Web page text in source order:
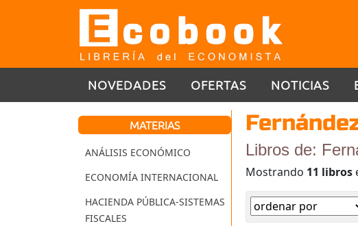
NOVEDADES OFERTAS NOTICIAS
MATERIAS
ANÁLISIS ECONÓMICO
ECONOMÍA INTERNACIONAL
HACIENDA PÚBLICA-SISTEMAS
FISCALES
Libros de:
Mostrando 11 libros